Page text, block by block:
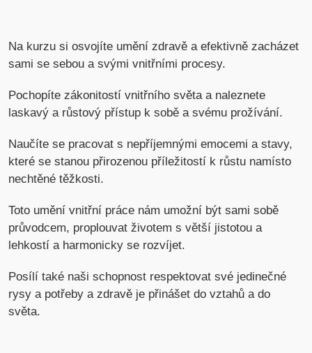
Na kurzu si osvojíte umění zdravě a efektivně zacházet
sami se sebou a svými vnitřními procesy.
Pochopíte zákonitostí vnitřního světa a naleznete
laskavý a růstový přístup k sobě a svému prožívání.
Naučíte se pracovat s nepříjemnými emocemi a stavy,
které se stanou přirozenou příležitostí k růstu namísto
nechtěné těžkosti.
Toto umění vnitřní práce nám umožní být sami sobě
průvodcem, proplouvat životem s větší jistotou a
lehkostí a harmonicky se rozvíjet.
Posílí také naši schopnost respektovat své jedinečné
rysy a potřeby a zdravě je přinášet do vztahů a do
světa.